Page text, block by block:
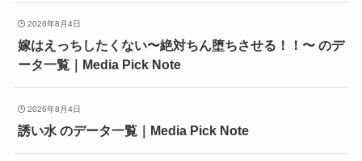
2026年8月4日
嫁はえっちしたくない〜絶対ちん堕ちさせる！！〜 のデ
ータ一覧｜Media Pick Note
2026年8月4日
誘い水 のデータ一覧｜Media Pick Note